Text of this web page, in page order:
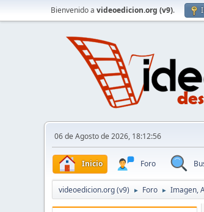
Bienvenido a videoedicion.org (v9).
06 de Agosto de 2026, 18:12:56
Inicio Foro
videoedicion.org (v9) ► Foro ► Imagen,